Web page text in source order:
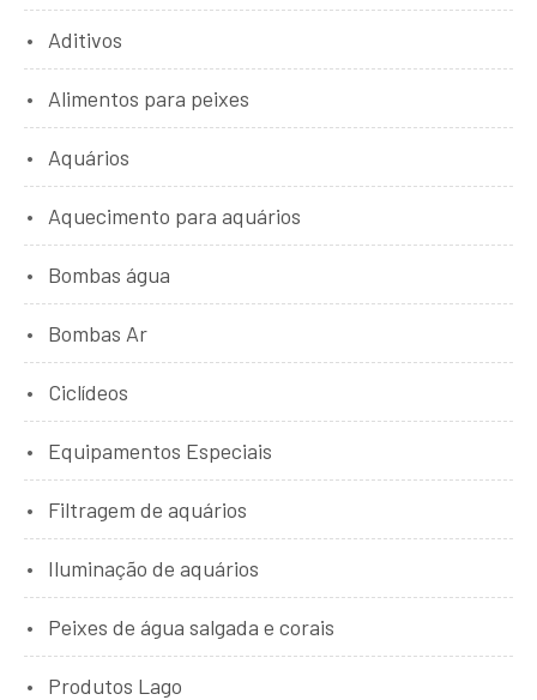
Aditivos
Alimentos para peixes
Aquários
Aquecimento para aquários
Bombas água
Bombas Ar
Ciclídeos
Equipamentos Especiais
Filtragem de aquários
Iluminação de aquários
Peixes de água salgada e corais
Produtos Lago